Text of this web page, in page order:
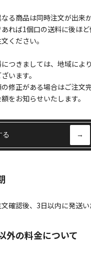
る商品は同時注文が出来か
れば1個口の送料に後ほ
ください。
つきましては、地域によ
います。
の修正がある場合はご注文
をお知らせいたします。
る →
確認後、3日以内に発送い
外の料金について